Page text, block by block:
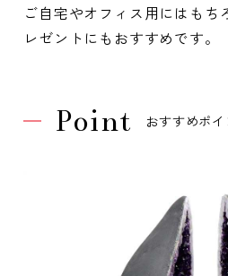
ご自宅やオフィス用にはもち
レゼントにもおすすめです。
Point おすすめポイ